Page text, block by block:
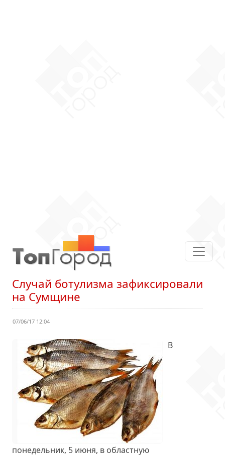
Случай ботулизма зафиксировали
на Сумщине
07/06/17 12:04
В
понедельник, 5 июня, в областную